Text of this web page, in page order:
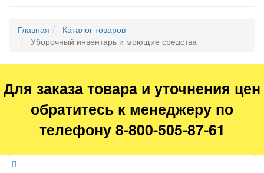
Главная
Каталог товаров
Уборочный инвентарь и моющие средства
Для заказа товара и уточнения цен
обратитесь к менеджеру по
телефону 8-800-505-87-61